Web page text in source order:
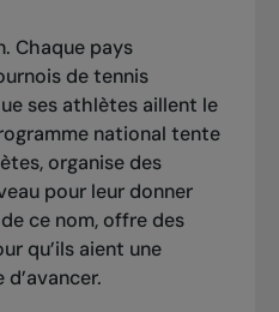
Chaque pays
de tennis
ses athlètes aillent le
national tente
organise des
pour leur donner
ce nom, offre des
qu’ils aient une